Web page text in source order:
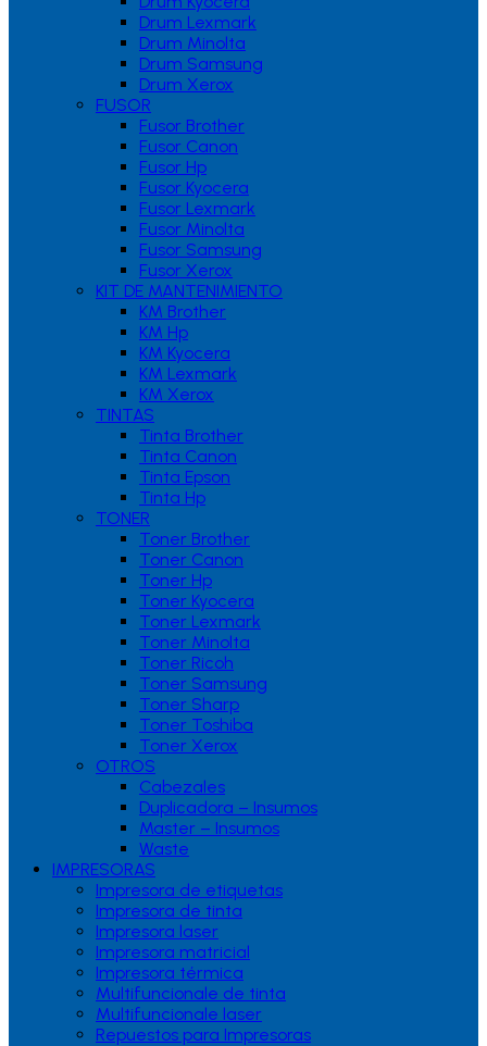
Drum Lexmark
Drum Minolta
Drum Samsung
Drum Xerox
FUSOR
Fusor Brother
Fusor Canon
Fusor Hp
Fusor Kyocera
Fusor Lexmark
Fusor Minolta
Fusor Samsung
Fusor Xerox
KIT DE MANTENIMIENTO
KM Brother
KM Hp
KM Kyocera
KM Lexmark
KM Xerox
TINTAS
Tinta Brother
Tinta Canon
Tinta Epson
Tinta Hp
TONER
Toner Brother
Toner Canon
Toner Hp
Toner Kyocera
Toner Lexmark
Toner Minolta
Toner Ricoh
Toner Samsung
Toner Sharp
Toner Toshiba
Toner Xerox
OTROS
Cabezales
Duplicadora – Insumos
Master – Insumos
Waste
IMPRESORAS
Impresora de etiquetas
Impresora de tinta
Impresora laser
Impresora matricial
Impresora térmica
Multifuncionale de tinta
Multifuncionale laser
Repuestos para Impresoras